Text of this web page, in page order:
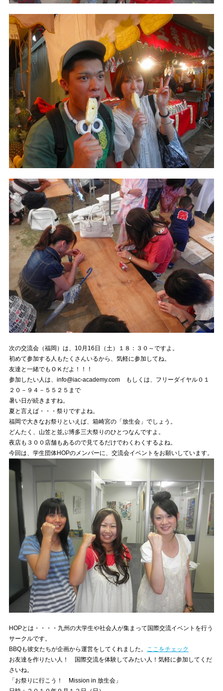
次の交流会（福岡）は、10月16日（土）１８：３０～ですよ。
初めて参加する人もたくさんいるから、気軽に参加してね。
友達と一緒でもＯＫだよ！！！
参加したい人は、info@iac-academy.com もしくは、フリーダイヤル０１
２０－９４－５５２５まで
暑い日が続きますね。
夏と言えば・・・祭りですよね。
福岡で大きなお祭りといえば、箱崎宮の「放生会」でしょう。
どんたく、山笠と並ぶ博多三大祭りのひとつなんですよ。
夜店も３００店舗もあるので見てるだけでわくわくするよね。
今回は、学生団体HOPのメンバーに、交流会イベントをお願いしています。
HOPとは・・・・九州の大学生や社会人が集まって国際交流イベントを行う
サークルです。
BBQも彼女たちが企画から運営をしてくれました。 ここをチェック
お友達を作りたい人！ 国際交流を体験してみたい人！気軽に参加してくだ
さいね。
「お祭りに行こう！ Mission in 放生会」